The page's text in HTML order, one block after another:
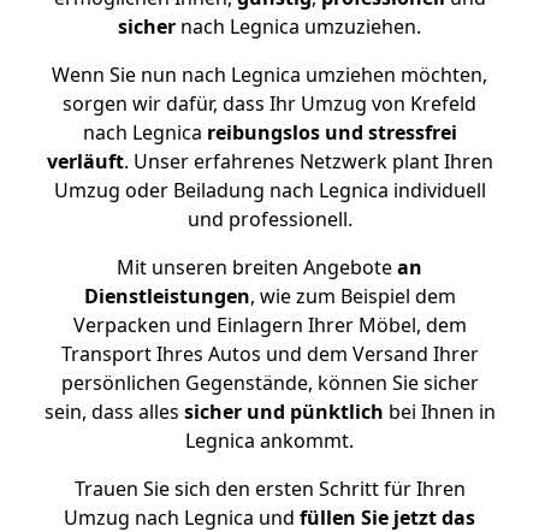
sicher nach Legnica umzuziehen.
Wenn Sie nun nach Legnica umziehen möchten,
sorgen wir dafür, dass Ihr Umzug von Krefeld
nach Legnica reibungslos und stressfrei
verläuft. Unser erfahrenes Netzwerk plant Ihren
Umzug oder Beiladung nach Legnica individuell
und professionell.
Mit unseren breiten Angebotean
Dienstleistungen, wie zum Beispiel dem
Verpacken und Einlagern Ihrer Möbel, dem
Transport Ihres Autos und dem Versand Ihrer
persönlichen Gegenstände, können Sie sicher
sein, dass alles sicher und pünktlich bei Ihnen in
Legnica ankommt.
Trauen Sie sich den ersten Schritt für Ihren
Umzug nach Legnica und füllen Sie jetzt das